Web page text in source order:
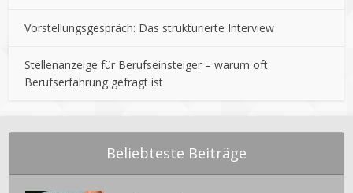
Vorstellungsgespräch: Das strukturierte Interview
Stellenanzeige für Berufseinsteiger – warum oft
Berufserfahrung gefragt ist
Beliebteste Beiträge